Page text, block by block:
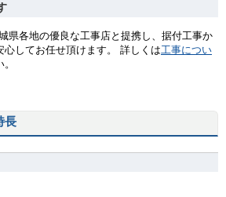
県各地の優良な工事店と提携し、据付工事か
心してお任せ頂けます。 詳しくは工事につい
長